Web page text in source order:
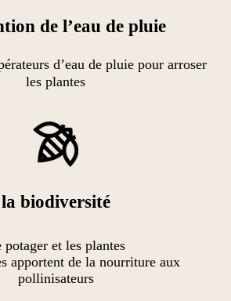
de l’eau de pluie
d’eau de pluie pour arroser
les plantes
la biodiversité
potager et les plantes
apportent de la nourriture aux
pollinisateurs